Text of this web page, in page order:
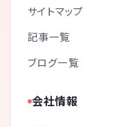
サイトマップ
記事一覧
ブログ一覧
会社情報